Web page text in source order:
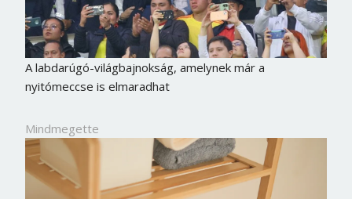
A labdarúgó-világbajnokság, amelynek már a
nyitómeccse is elmaradhat
Mindmegette